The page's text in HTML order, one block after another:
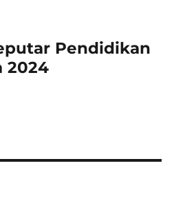
Pendidikan
2024